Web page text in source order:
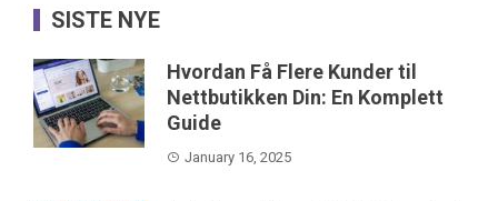
SISTE NYE
Hvordan Få Flere Kunder til
Nettbutikken Din: En Komplett
Guide
January 16, 2025